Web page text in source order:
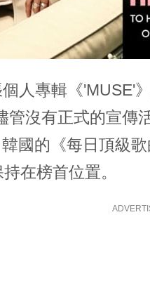
人專輯《'MUSE'
管沒有正式的宣傳
國的《每日頂級
在榜首位置。